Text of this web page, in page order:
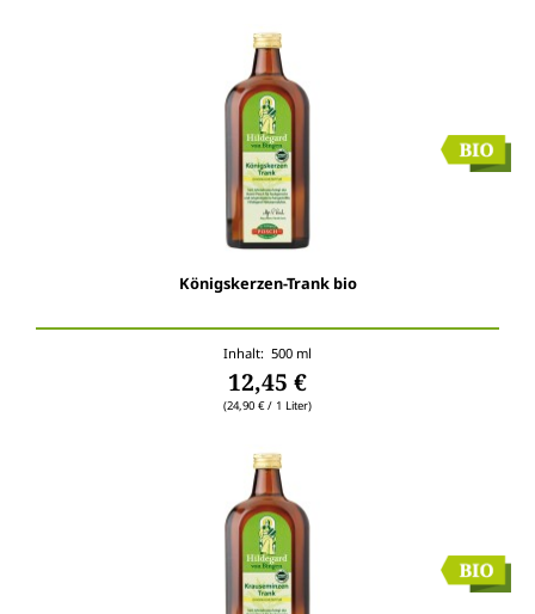
Königskerzen-Trank bio
Inhalt: 500 ml
12,45 €
(24,90 € / 1 Liter)